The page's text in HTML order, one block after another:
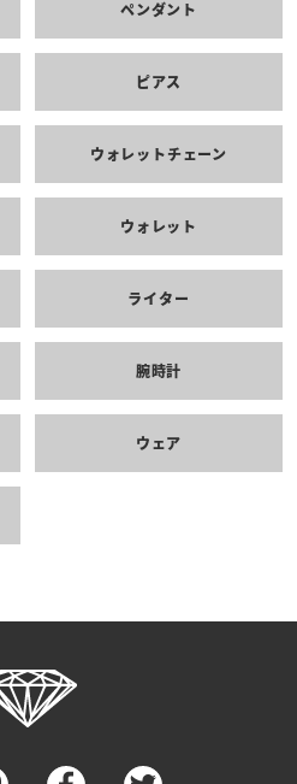
ペンダント
ピアス
ウォレットチェーン
ウォレット
ライター
腕時計
ウェア